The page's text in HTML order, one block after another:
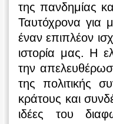
της πανδημίας
Ταυτόχρονα για
έναν επιπλέον
ιστορία μας. Η
την
της πολιτικής
κράτους και
ιδέες του